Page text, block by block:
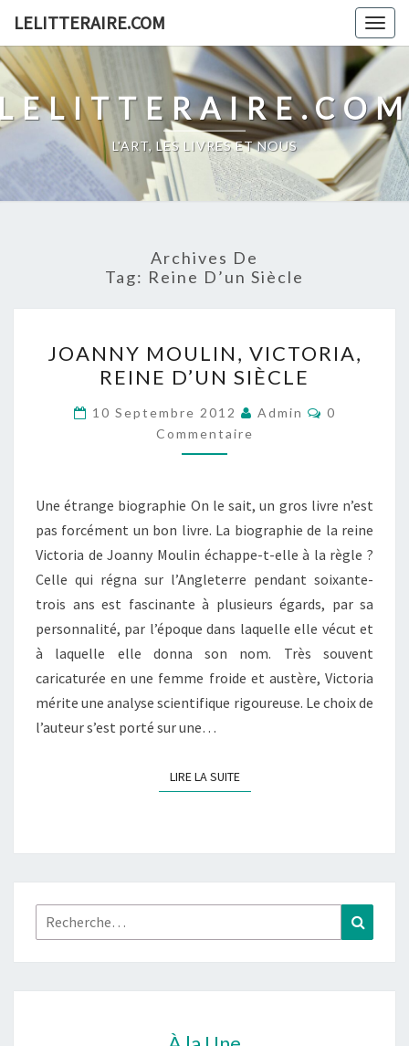
content
LELITTERAIRE.COM
L'ART, LES LIVRES ET NOUS
Archives De
Tag: Reine D’un Siècle
MOULIN,
VICTORIA,
REINE
D’UN
SIÈCLE
JOANNY MOULIN, VICTORIA,
REINE D’UN SIÈCLE
10 Septembre 2012 Admin
0
Commentaire
Une étrange biographie On le sait, un gros livre n’est
pas forcément un bon livre. La biographie de la reine
Victoria de Joanny Moulin échappe-t-elle à la règle ?
Celle qui régna sur l’Angleterre pendant soixante-
trois ans est fascinante à plusieurs égards, par sa
personnalité, par l’époque dans laquelle elle vécut et
à laquelle elle donna son nom. Très souvent
caricaturée en une femme froide et austère, Victoria
mérite une analyse scientifique rigoureuse. Le choix de
l’auteur s’est porté sur une…
LIRE LA SUITELIRE LA SUITE
Rechercher :